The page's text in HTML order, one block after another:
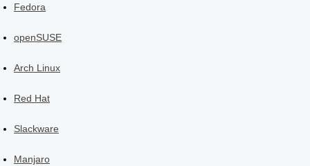
Fedora
openSUSE
Arch Linux
Red Hat
Slackware
Manjaro